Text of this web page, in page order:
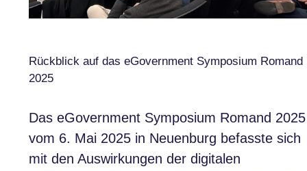
Rückblick auf das eGovernment Symposium Romand
2025
Das eGovernment Symposium Romand 2025
vom 6. Mai 2025 in Neuenburg befasste sich
mit den Auswirkungen der digitalen